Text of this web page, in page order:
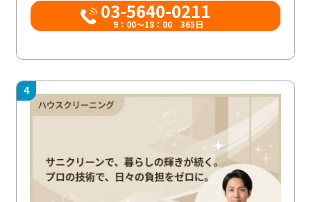
03-5640-0211
9：00～18：00 365日
4